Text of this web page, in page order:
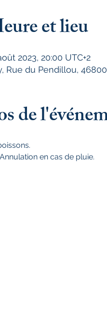
et lieu
2023, 20:00 UTC+2
Rue du Pendillou,
de
en cas de pluie.